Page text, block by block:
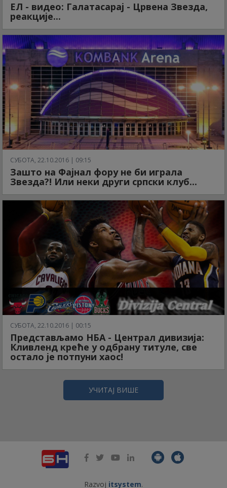
ЕЛ - видео: Галатасарај - Црвена Звезда,
реакције...
СУБОТА, 22.10.2016 | 09:15
Зашто на Фајнал фору не би играла
Звезда?! Или неки други српски клуб...
СУБОТА, 22.10.2016 | 00:15
Представљамо НБА - Централ дивизија:
Кливленд креће у одбрану титуле, све
остало је потпуни хаос!
УЧИТАЈ ВИШЕ
Razvoj itsystem.